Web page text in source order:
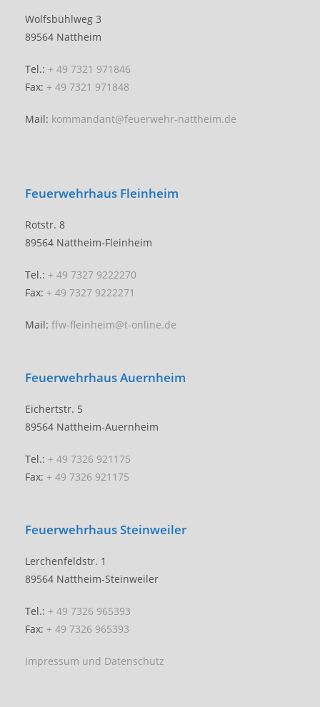
Wolfsbühlweg 3
89564 Nattheim
Tel.: + 49 7321 971846
Fax: + 49 7321 971848
Mail: kommandant@feuerwehr-nattheim.de
Feuerwehrhaus Fleinheim
Rotstr. 8
89564 Nattheim-Fleinheim
Tel.: + 49 7327 9222270
Fax: + 49 7327 9222271
Mail: ffw-fleinheim@t-online.de
Feuerwehrhaus Auernheim
Eichertstr. 5
89564 Nattheim-Auernheim
Tel.: + 49 7326 921175
Fax: + 49 7326 921175
Feuerwehrhaus Steinweiler
Lerchenfeldstr. 1
89564 Nattheim-Steinweiler
Tel.: + 49 7326 965393
Fax: + 49 7326 965393
Impressum und Datenschutz